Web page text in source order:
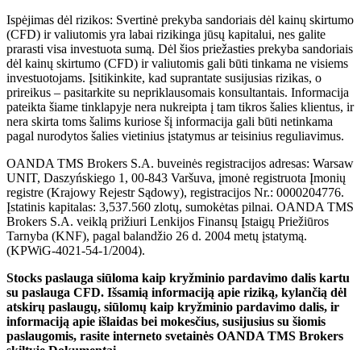
Ispėjimas dėl rizikos: Svertinė prekyba sandoriais dėl kainų skirtumo
(CFD) ir valiutomis yra labai rizikinga jūsų kapitalui, nes galite
prarasti visa investuota sumą. Dėl šios priežasties prekyba sandoriais
dėl kainų skirtumo (CFD) ir valiutomis gali būti tinkama ne visiems
investuotojams. Įsitikinkite, kad suprantate susijusias rizikas, o
prireikus – pasitarkite su nepriklausomais konsultantais. Informacija
pateikta šiame tinklapyje nera nukreipta į tam tikros šalies klientus, ir
nera skirta toms šalims kuriose šį informacija gali būti netinkama
pagal nurodytos šalies vietinius įstatymus ar teisinius reguliavimus.
OANDA TMS Brokers S.A. buveinės registracijos adresas: Warsaw
UNIT, Daszyńskiego 1, 00-843 Varšuva, įmonė registruota Įmonių
registre (Krajowy Rejestr Sądowy), registracijos Nr.: 0000204776.
Įstatinis kapitalas: 3,537.560 zlotų, sumokėtas pilnai. OANDA TMS
Brokers S.A. veiklą prižiuri Lenkijos Finansų Įstaigų Priežiūros
Tarnyba (KNF), pagal balandžio 26 d. 2004 metų įstatymą.
(KPWiG-4021-54-1/2004).
Stocks paslauga siūloma kaip kryžminio pardavimo dalis kartu
su paslauga CFD. Išsamią informaciją apie riziką, kylančią dėl
atskirų paslaugų, siūlomų kaip kryžminio pardavimo dalis, ir
informaciją apie išlaidas bei mokesčius, susijusius su šiomis
paslaugomis, rasite interneto svetainės OANDA TMS Brokers